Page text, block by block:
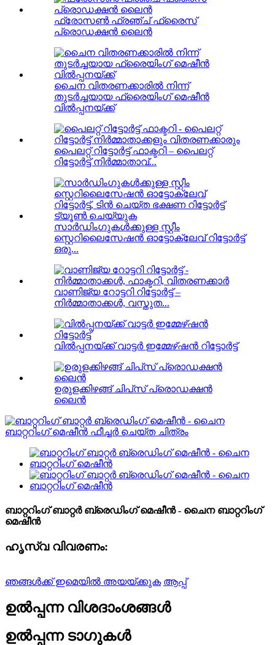
ഫ്രോസൺ ഫ്രഞ്ച് ഫ്രൈസ്
പ്രൊഡക്ഷൻ ലൈൻ
ചൈന വിതരണക്കാരിൽ നിന്ന്
തുടർച്ചയായ ഫ്രൈയിംഗ് മെഷീൻ
വിൽപ്പനയ്ക്ക്
പൈലറ്റ് റിട്ടോർട്ട് ഫാക്ടറി – പൈലറ്റ്
റിട്ടോർട്ട് നിർമ്മാതാവ്...
സാർഡിംഗുകൾക്കുള്ള സ്റ്റീം
സ്റ്റെറിലൈസേഷൻ ഓട്ടോക്ലേവ് റിട്ടോർട്ട്
ഒരു...
വാണിജ്യ റോട്ടറി റിട്ടോർട്ട് –
നിർമ്മാതാക്കൾ, വസ്തുത...
വിൽപ്പനയ്ക്ക് വാട്ടർ ഇമ്മേഴ്‌ഷൻ റിട്ടോർട്ട്
ഉരുളക്കിഴങ്ങ് ചിപ്‌സ് പ്രൊഡക്ഷൻ
ലൈൻ
ബാറ്ററിംഗ് ബാറ്റർ ബ്രെഡിംഗ് മെഷീൻ - ചൈന ബാറ്ററിംഗ്
മെഷീൻ
ഹൃസ്വ വിവരണം:
ഞങ്ങൾക്ക് ഇമെയിൽ അയയ്ക്കുക ആപ്പ്
ഉൽപ്പന്ന വിശദാംശങ്ങൾ
ഉൽപ്പന്ന ടാഗുകൾ